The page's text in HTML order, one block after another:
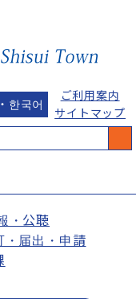
한국어
ご利用案内
サイトマップ
観光・魅力 産業・しごと
・公聴
・届出・申請